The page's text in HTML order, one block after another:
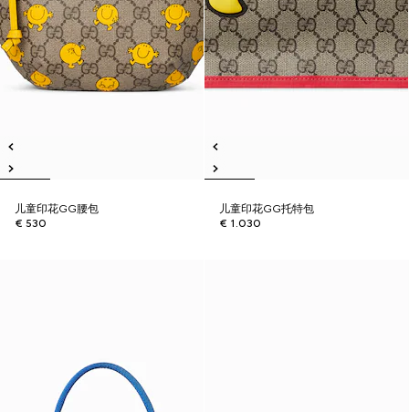
儿童印花GG腰包
€ 530
儿童印花GG托特包
€ 1.030